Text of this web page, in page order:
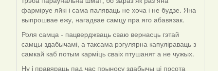
фарміруе яйкі і сама паляваць не хоча і не будзе. Яна
выпрошвае ежу, нагадвае самцу пра яго абавязак.
Роля самца - пацверджваць сваю вернасць гэтай
самцы здабычамі, а таксама рэгулярна капуліраваць з
самкай каб потым карміць сваіх птушанят а не чужых.
Ну і правяраць пад час прыносу здабычы ці прсота